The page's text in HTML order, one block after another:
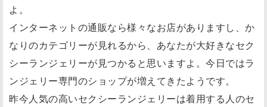
よ。
インターネットの通販なら様々なお店がありますし、か
なりのカテゴリーが見れるから、あなたが大好きなセク
シーランジェリーが見つかると思いますよ。今日ではラ
ンジェリー専門のショップが増えてきたようです。
昨今人気の高いセクシーランジェリーは着用する人のセ